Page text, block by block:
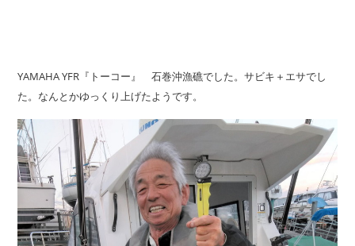
YAMAHA YFR『トーコー』 石巻沖漁礁でした。サビキ＋エサでし
た。なんとかゆっくり上げたようです。